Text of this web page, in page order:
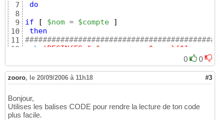
7
8
9
10
11
12
14
15
16
do
if
[ $nom = $compte
]
then
awk
'BEGIN{FS=";" ; nom_exp=$nom }{$1 ==
'{if ($1 == $nom) {print $2} fi }'
fi
done
0 0
zooro, le 20/09/2006 à 11h18 #3
Bonjour,
Utilises les balises CODE pour rendre la lecture de ton code
plus facile.